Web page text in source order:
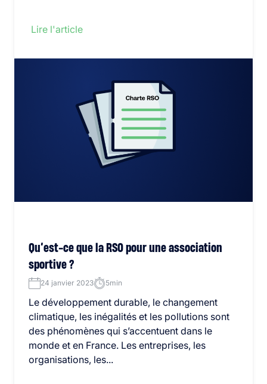
Lire l'article
Qu’est-ce que la RSO pour une association
sportive ?
24 janvier 2023 5min
Le développement durable, le changement
climatique, les inégalités et les pollutions sont
des phénomènes qui s’accentuent dans le
monde et en France. Les entreprises, les
organisations, les...